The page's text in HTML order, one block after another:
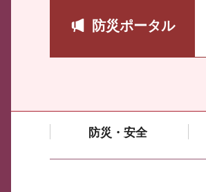
防災ポータル
防災・安全